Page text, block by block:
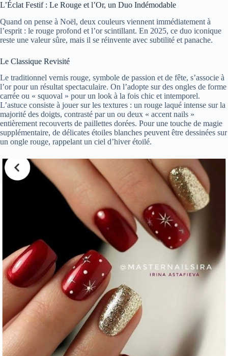
L’Éclat Festif : Le Rouge et l’Or, un Duo Indémodable
Quand on pense à Noël, deux couleurs viennent immédiatement à
l’esprit : le rouge profond et l’or scintillant. En 2025, ce duo iconique
reste une valeur sûre, mais il se réinvente avec subtilité et panache.
Le Classique Revisité
Le traditionnel vernis rouge, symbole de passion et de fête, s’associe à
l’or pour un résultat spectaculaire. On l’adopte sur des ongles de forme
carrée ou « squoval » pour un look à la fois chic et intemporel.
L’astuce consiste à jouer sur les textures : un rouge laqué intense sur la
majorité des doigts, contrasté par un ou deux « accent nails »
entièrement recouverts de paillettes dorées. Pour une touche de magie
supplémentaire, de délicates étoiles blanches peuvent être dessinées sur
un ongle rouge, rappelant un ciel d’hiver étoilé.